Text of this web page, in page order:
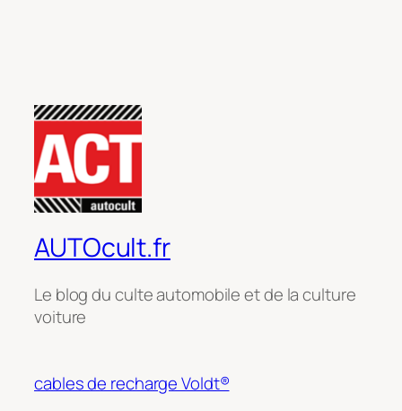
AUTOcult.fr
Le blog du culte automobile et de la culture
voiture
cables de recharge Voldt®